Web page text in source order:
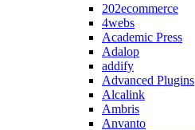
202ecommerce
4webs
Academic Press
Adalop
addify
Advanced Plugins
Alcalink
Ambris
Anvanto